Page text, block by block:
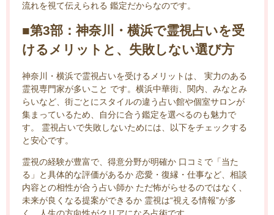
流れを視て伝えられる 鑑定だからなのです。
■第3部：神奈川・横浜で霊視占いを受
けるメリットと、失敗しない選び方
神奈川・横浜で霊視占いを受けるメリットは、 実力のある
霊視専門家が多いこと です。横浜中華街、関内、みなとみ
らいなど、街ごとにスタイルの違う占い館や個室サロンが
集まっているため、自分に合う鑑定を選べるのも魅力で
す。 霊視占いで失敗しないためには、以下をチェックする
と安心です。
霊視の経験が豊富で、得意分野が明確か 口コミで「当た
る」と具体的な評価があるか 恋愛・復縁・仕事など、相談
内容との相性が合う占い師か ただ怖がらせるのではなく、
未来が良くなる提案ができるか 霊視は“視える情報”が多
く、人生の方向性がクリアになる占術です。